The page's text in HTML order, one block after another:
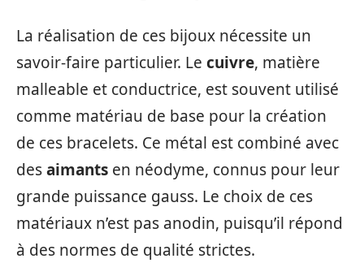
La réalisation de ces bijoux nécessite un
savoir-faire particulier. Le cuivre, matière
malleable et conductrice, est souvent utilisé
comme matériau de base pour la création
de ces bracelets. Ce métal est combiné avec
desaimants en néodyme, connus pour leur
grande puissance gauss. Le choix de ces
matériaux n’est pas anodin, puisqu’il répond
à des normes de qualité strictes.